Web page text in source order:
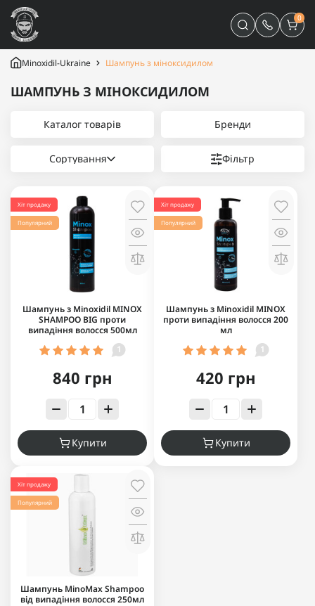
0
Minoxidil-Ukraine Шампунь з міноксидилом
ШАМПУНЬ З МІНОКСИДИЛОМ
Каталог товарів Бренди
Сортування Фільтр
Хіт продажу
Популярний
Шампунь з Minoxidil MINOX
SHAMPOO BIG проти
випадіння волосся 500мл
1
840 грн
Купити
Хіт продажу
Популярний
Шампунь з Minoxidil MINOX
проти випадіння волосся 200
мл
1
420 грн
Купити
Хіт продажу
Популярний
Шампунь MinoMax Shampoo
від випадіння волосся 250мл